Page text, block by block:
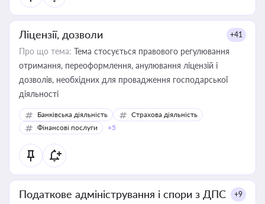
Ліцензії, дозволи +41
Про що тема: Тема стосується правового регулювання
отримання, переоформлення, анулювання ліцензій і
дозволів, необхідних для провадження господарської
діяльності
Банківська діяльність
Страхова діяльність
Фінансові послуги
+5
Податкове адміністрування і спори з ДПС +9